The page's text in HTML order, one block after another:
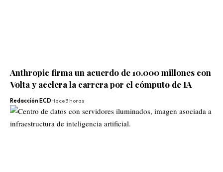
Anthropic firma un acuerdo de 10.000 millones con
Volta y acelera la carrera por el cómputo de IA
Redacción ECDHace 3 horas